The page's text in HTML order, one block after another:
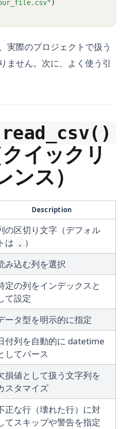
)
実際のプロジェクトで扱う
ません。次に、よく使う引
read_csv()
イックリ
ンス）
Description
の区切り文字（デフォル
トは
, ）
み込む列を選択
定の列をインデックスと
て設定
ータ型を明示的に指定
付列を自動的に datetime
してパース
損値として扱う文字列を
スタマイズ
正な行（壊れた行）に対
てスキップや警告を指定